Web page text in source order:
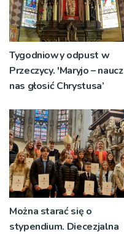
Tygodniowy odpust w
Przeczycy. 'Maryjo – naucz
nas głosić Chrystusa’
Można starać się o
stypendium. Diecezjalna